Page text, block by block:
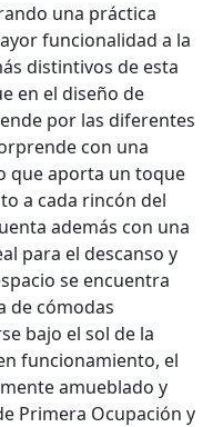
una práctica
funcionalidad a la
distintivos de esta
en el diseño de
por las diferentes
con una
que aporta un toque
a cada rincón del
además con una
para el descanso y
se encuentra
de cómodas
bajo el sol de la
funcionamiento, el
amueblado y
Primera Ocupación y